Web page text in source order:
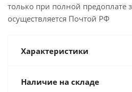
только при полной предоплате
осуществляется Почтой РФ
Характеристики
Наличие на складе